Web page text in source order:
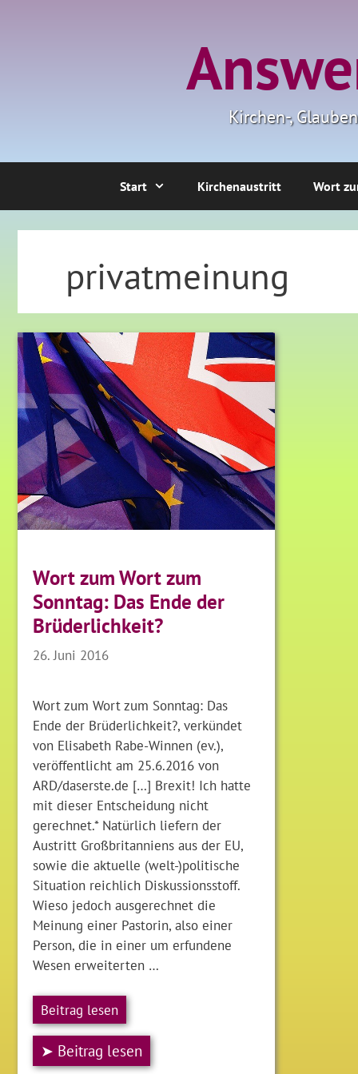
Kirchen-,
Start Kirchenaustritt Wort
privatmeinung
Wort zum Wort zum
Sonntag: Das Ende der
Brüderlichkeit?
26. Juni 2016
Wort zum Wort zum Sonntag: Das
Ende der Brüderlichkeit?, verkündet
von Elisabeth Rabe-Winnen (ev.),
veröffentlicht am 25.6.2016 von
ARD/daserste.de […] Brexit! Ich hatte
mit dieser Entscheidung nicht
gerechnet.* Natürlich liefern der
Austritt Großbritanniens aus der EU,
sowie die aktuelle (welt-)politische
Situation reichlich Diskussionsstoff.
Wieso jedoch ausgerechnet die
Meinung einer Pastorin, also einer
Person, die in einer um erfundene
Wesen erweiterten …
Beitrag lesen
➤ Beitrag lesen